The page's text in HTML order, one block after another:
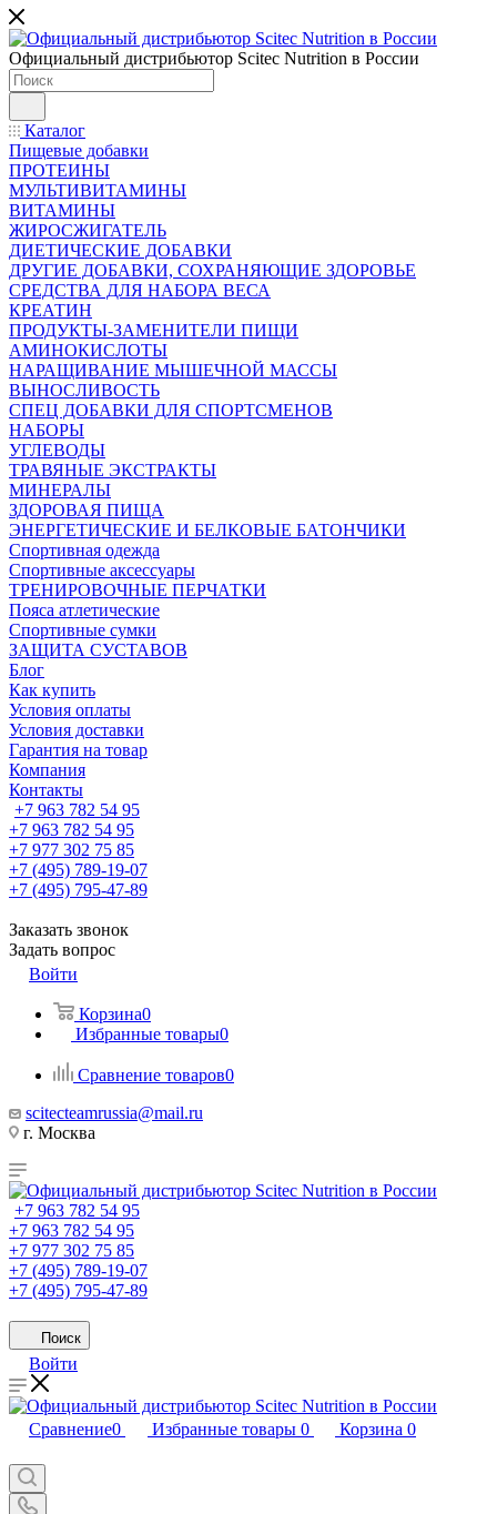
Официальный дистрибьютор Scitec Nutrition в России
Каталог
Пищевые добавки
ПРОТЕИНЫ
МУЛЬТИВИТАМИНЫ
ВИТАМИНЫ
ЖИРОСЖИГАТЕЛЬ
ДИЕТИЧЕСКИЕ ДОБАВКИ
ДРУГИЕ ДОБАВКИ, СОХРАНЯЮЩИЕ ЗДОРОВЬЕ
СРЕДСТВА ДЛЯ НАБОРА ВЕСА
КРЕАТИН
ПРОДУКТЫ-ЗАМЕНИТЕЛИ ПИЩИ
АМИНОКИСЛОТЫ
НАРАЩИВАНИЕ МЫШЕЧНОЙ МАССЫ
ВЫНОСЛИВОСТЬ
СПЕЦ ДОБАВКИ ДЛЯ СПОРТСМЕНОВ
НАБОРЫ
УГЛЕВОДЫ
ТРАВЯНЫЕ ЭКСТРАКТЫ
МИНЕРАЛЫ
ЗДОРОВАЯ ПИЩА
ЭНЕРГЕТИЧЕСКИЕ И БЕЛКОВЫЕ БАТОНЧИКИ
Спортивная одежда
Спортивные аксессуары
ТРЕНИРОВОЧНЫЕ ПЕРЧАТКИ
Пояса атлетические
Спортивные сумки
ЗАЩИТА СУСТАВОВ
Блог
Как купить
Условия оплаты
Условия доставки
Гарантия на товар
Компания
Контакты
+7 963 782 54 95
+7 963 782 54 95
+7 977 302 75 85
+7 (495) 789-19-07
+7 (495) 795-47-89
Заказать звонок
Задать вопрос
Войти
Корзина0
Избранные товары0
Сравнение товаров0
scitecteamrussia@mail.ru
г. Москва
+7 963 782 54 95
+7 963 782 54 95
+7 977 302 75 85
+7 (495) 789-19-07
+7 (495) 795-47-89
Поиск
Войти
Сравнение0 Избранные товары 0 Корзина 0